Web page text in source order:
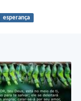
esperança